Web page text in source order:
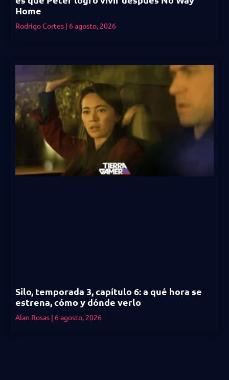
Home
Rodrigo Cortes 6 agosto, 2026
Silo, temporada 3, capítulo 6: a qué hora se
estrena, cómo y dónde verlo
Alan Rosas 6 agosto, 2026